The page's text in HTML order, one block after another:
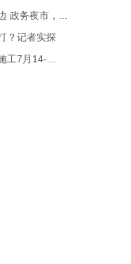
政务夜市，...
？记者实探
工7月14-...